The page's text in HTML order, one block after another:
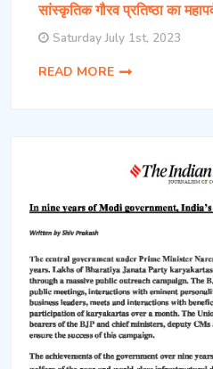
सांस्कृतिक गौरव प्रतिष्ठा का
Saturday July 1st, 2023
READ MORE